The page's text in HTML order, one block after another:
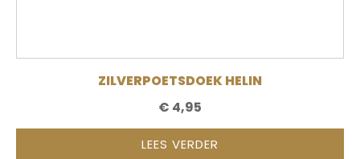
ZILVERPOETSDOEK HELIN
€ 4,95
LEES VERDER